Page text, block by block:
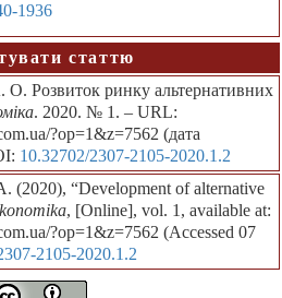
1936
статтю
Розвиток ринку альтернативних
. 2020. № 1. – URL:
?op=1&z=7562 (дата
10.32702/2307-2105-2020.1.2
(2020), “Development of alternative
, [Online], vol. 1, available at:
?op=1&z=7562 (Accessed 07
2105-2020.1.2